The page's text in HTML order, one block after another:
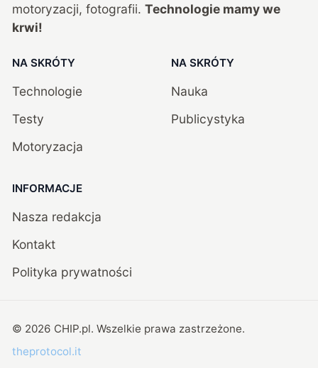
motoryzacji, fotografii. Technologie mamy we
krwi!
NA SKRÓTY
Technologie
Testy
Motoryzacja
NA SKRÓTY
Nauka
Publicystyka
INFORMACJE
Nasza redakcja
Kontakt
Polityka prywatności
© 2026 CHIP.pl. Wszelkie prawa zastrzeżone.
theprotocol.it